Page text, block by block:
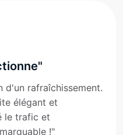
d'un rafraîchissement.
élégant et
le trafic et
!"